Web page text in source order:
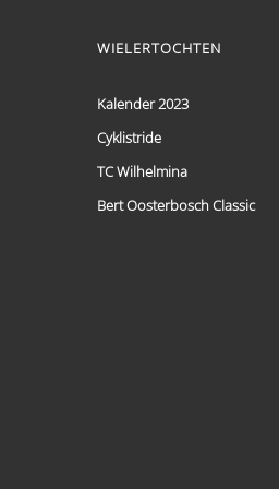
WIELERTOCHTEN
Kalender 2023
Cyklistride
TC Wilhelmina
Bert Oosterbosch Classic